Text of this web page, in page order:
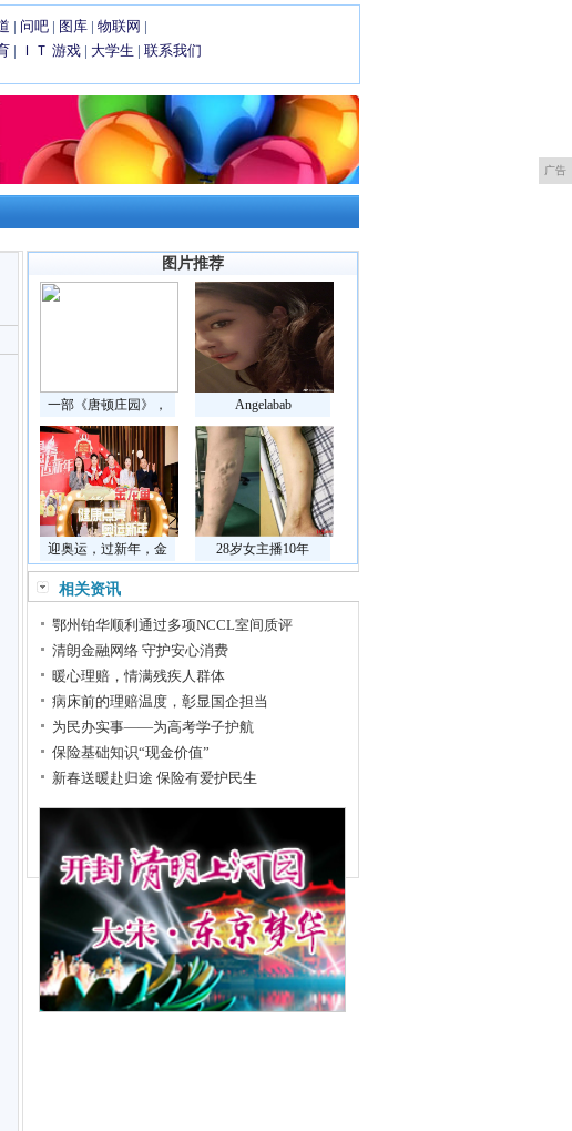
| 问吧 | 图库 | 物联网 |
| ＩＴ 游戏 | 大学生 | 联系我们
广告
图片推荐
一部《唐顿庄园》， Angelabab
迎奥运，过新年，金 28岁女主播10年
相关资讯
鄂州铂华顺利通过多项NCCL室间质评
清朗金融网络 守护安心消费
暖心理赔，情满残疾人群体
病床前的理赔温度，彰显国企担当
为民办实事——为高考学子护航
保险基础知识“现金价值”
新春送暖赴归途 保险有爱护民生